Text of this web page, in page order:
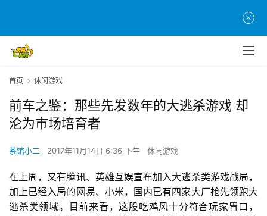
首页 休闲游戏
前车之鉴：那些先发数年的大逃杀游戏 却
沦为市场培育者
茶馆小二 2017年11月14日 6:36 下午 休闲游戏
在上周，又有腾讯、英雄互娱宣布加入大逃杀类游戏战局，
加上已经入局的网易、小米，国内已有四家大厂抢先领跑大
逃杀类领域。目前来看，这股吃鸡风十分符合玩家胃口，